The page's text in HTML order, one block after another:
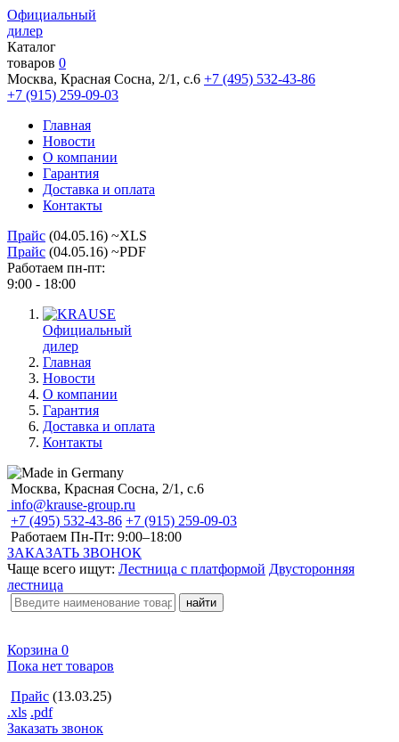
Официальный
дилер
Каталог
товаров 0
Москва, Красная Сосна, 2/1, с.6 +7 (495) 532-43-86
+7 (915) 259-09-03
Главная
Новости
О компании
Гарантия
Доставка и оплата
Контакты
Прайс (04.05.16) ~XLS
Прайс (04.05.16) ~PDF
Работаем пн-пт:
9:00 - 18:00
Официальный
дилер
Главная
Новости
О компании
Гарантия
Доставка и оплата
Контакты
Москва, Красная Сосна, 2/1, с.6
info@krause-group.ru
+7 (495) 532-43-86 +7 (915) 259-09-03
Работаем Пн-Пт: 9:00–18:00
ЗАКАЗАТЬ ЗВОНОК
Чаще всего ищут: Лестница с платформой Двусторонняя
лестница
Корзина 0
Пока нет товаров
Прайс (13.03.25)
.xls .pdf
Заказать звонок